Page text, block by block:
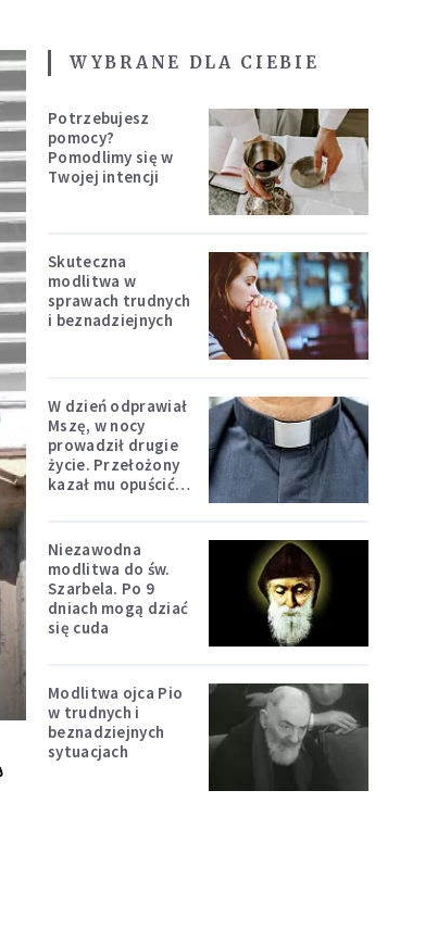
WYBRANE DLA CIEBIE
Potrzebujesz
pomocy?
Pomodlimy się w
Twojej intencji
Skuteczna
modlitwa w
sprawach trudnych
i beznadziejnych
W dzień odprawiał
Mszę, w nocy
prowadził drugie
życie. Przełożony
kazał mu opuścić
Niezawodna
modlitwa do św.
Szarbela. Po 9
dniach mogą dziać
się cuda
Modlitwa ojca Pio
w trudnych i
beznadziejnych
sytuacjach